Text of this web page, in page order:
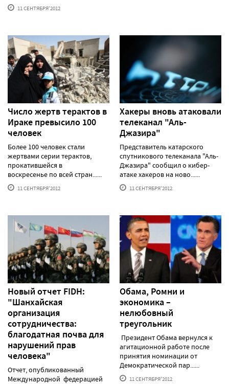
11 СЕНТЯБРЯ'2012
Число жертв терактов в
Ираке превысило 100
человек
Более 100 человек стали
жертвами серии терактов,
прокатившейся в
воскресенье по всей стран......
11 СЕНТЯБРЯ'2012
Хакеры вновь атаковали
телеканал "Аль-
Джазира"
Представитель катарского
спутникового телеканала "Аль-
Джазира" сообщил о кибер-
атаке хакеров на ново......
11 СЕНТЯБРЯ'2012
Новый отчет FIDH:
"Шанхайская
организация
сотрудничества:
благодатная почва для
нарушений прав
человека"
Отчет, опубликованный
Международной федерацией
Обама, Ромни и
экономика –
нелюбовный
треугольник
Президент Обама вернулся к
агитационной работе после
принятия номинации от
Демократической пар......
11 СЕНТЯБРЯ'2012